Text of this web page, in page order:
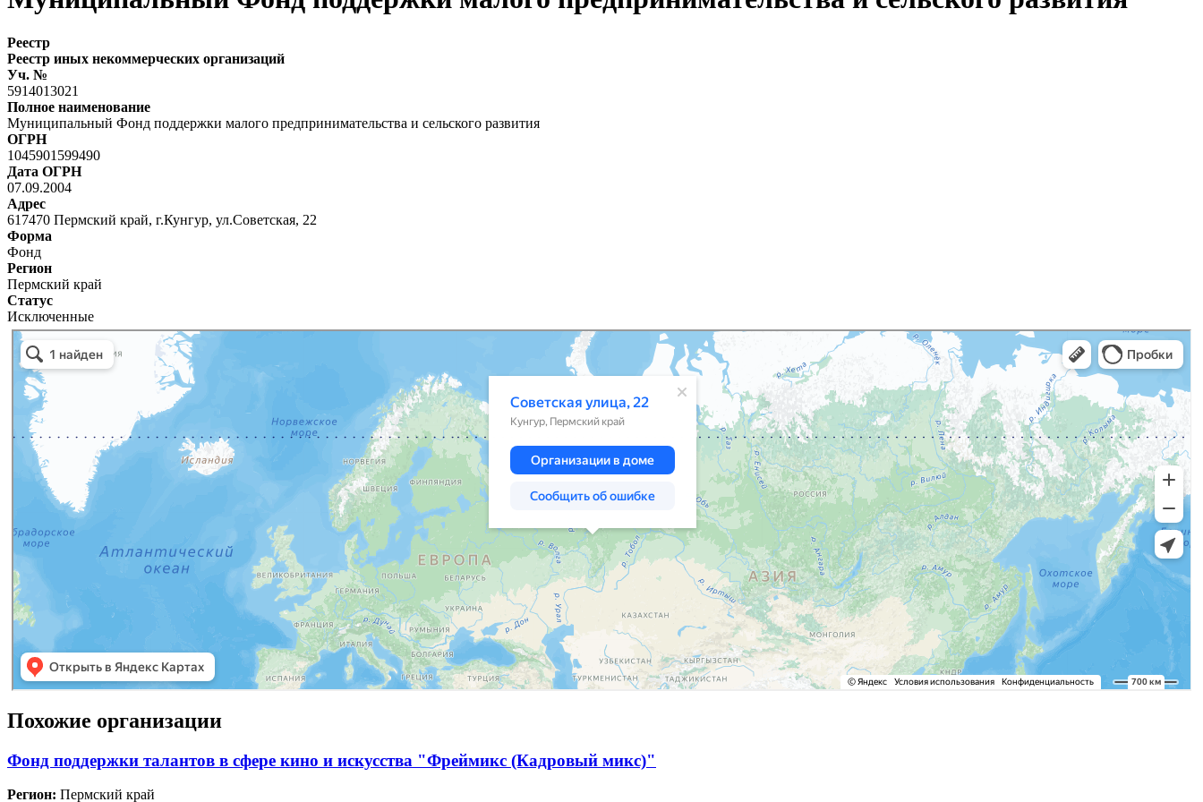
Реестр
Реестр иных некоммерческих организаций
Уч. №
5914013021
Полное наименование
Муниципальный Фонд поддержки малого предпринимательства и сельского развития
ОГРН
1045901599490
Дата ОГРН
07.09.2004
Адрес
617470 Пермский край, г.Кунгур, ул.Советская, 22
Форма
Фонд
Регион
Пермский край
Статус
Исключенные
Похожие организации
Фонд поддержки талантов в сфере кино и искусства "Фреймикс (Кадровый микс)"
Регион: Пермский край